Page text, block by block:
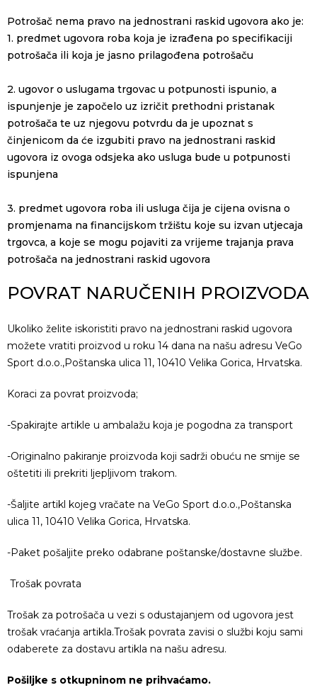
Potrošač nema pravo na jednostrani raskid ugovora ako je:
1. predmet ugovora roba koja je izrađena po specifikaciji
potrošača ili koja je jasno prilagođena potrošaču
2. ugovor o uslugama trgovac u potpunosti ispunio, a
ispunjenje je započelo uz izričit prethodni pristanak
potrošača te uz njegovu potvrdu da je upoznat s
činjenicom da će izgubiti pravo na jednostrani raskid
ugovora iz ovoga odsjeka ako usluga bude u potpunosti
ispunjena
3. predmet ugovora roba ili usluga čija je cijena ovisna o
promjenama na financijskom tržištu koje su izvan utjecaja
trgovca, a koje se mogu pojaviti za vrijeme trajanja prava
potrošača na jednostrani raskid ugovora
POVRAT NARUČENIH PROIZVODA
Ukoliko želite iskoristiti pravo na jednostrani raskid ugovora
možete vratiti proizvod u roku 14 dana na našu adresu VeGo
Sport d.o.o.,Poštanska ulica 11, 10410 Velika Gorica, Hrvatska.
Koraci za povrat proizvoda;
-Spakirajte artikle u ambalažu koja je pogodna za transport
-Originalno pakiranje proizvoda koji sadrži obuću ne smije se
oštetiti ili prekriti ljepljivom trakom.
-Šaljite artikl kojeg vračate na VeGo Sport d.o.o.,Poštanska
ulica 11, 10410 Velika Gorica, Hrvatska.
-Paket pošaljite preko odabrane poštanske/dostavne službe.
Trošak povrata
Trošak za potrošača u vezi s odustajanjem od ugovora jest
trošak vraćanja artikla.Trošak povrata zavisi o službi koju sami
odaberete za dostavu artikla na našu adresu.
Pošiljke s otkupninom ne prihvaćamo.